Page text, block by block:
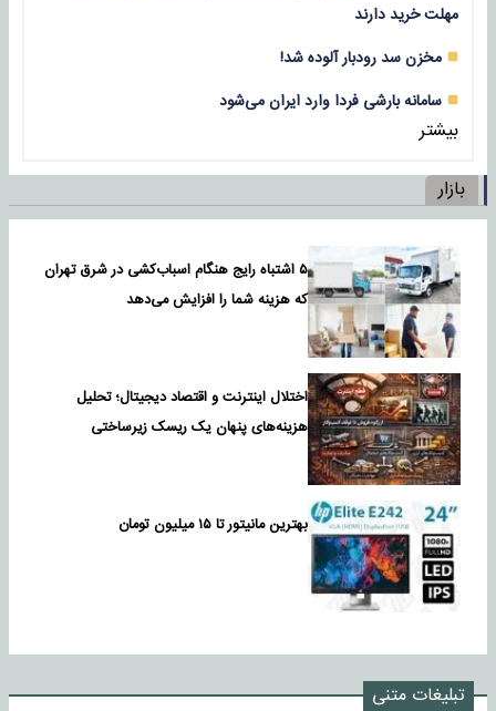
مهلت خرید دارند
مخزن سد رودبار آلوده شد!
سامانه بارشی فردا وارد ایران می‌شود
بیشتر
بازار
۵ اشتباه رایج هنگام اسباب‌کشی در شرق تهران
که هزینه شما را افزایش می‌دهد
اختلال اینترنت و اقتصاد دیجیتال؛ تحلیل
هزینه‌های پنهان یک ریسک زیرساختی
بهترین مانیتور تا ۱۵ میلیون تومان
تبلیغات متنی